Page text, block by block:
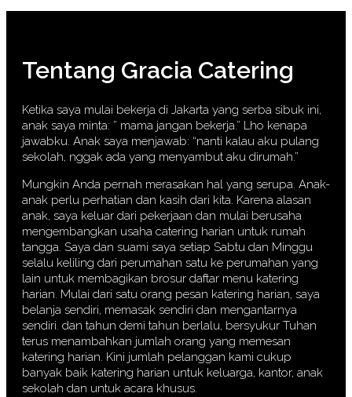
Tentang Gracia Catering
Ketika saya mulai bekerja di Jakarta yang serba sibuk ini,
anak saya minta: ” mama jangan bekerja.” Lho kenapa
jawabku. Anak saya menjawab: “nanti kalau aku pulang
sekolah, nggak ada yang menyambut aku dirumah.”
Mungkin Anda pernah merasakan hal yang serupa. Anak-
anak perlu perhatian dan kasih dari kita. Karena alasan
anak, saya keluar dari pekerjaan dan mulai berusaha
mengembangkan usaha catering harian untuk rumah
tangga. Saya dan suami saya setiap Sabtu dan Minggu
selalu keliling dari perumahan satu ke perumahan yang
lain untuk membagikan brosur daftar menu katering
harian. Mulai dari satu orang pesan katering harian, saya
belanja sendiri, memasak sendiri dan mengantarnya
sendiri. dan tahun demi tahun berlalu, bersyukur Tuhan
terus menambahkan jumlah orang yang memesan
katering harian. Kini jumlah pelanggan kami cukup
banyak baik katering harian untuk keluarga, kantor, anak
sekolah dan untuk acara khusus.